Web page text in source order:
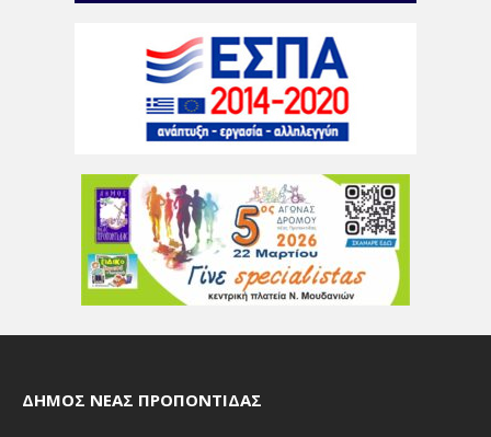
ΔΉΜΟΣ ΝΈΑΣ ΠΡΟΠΟΝΤΊΔΑΣ